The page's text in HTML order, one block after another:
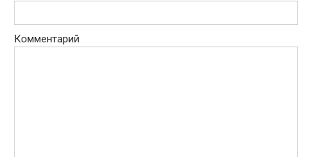
Комментарий